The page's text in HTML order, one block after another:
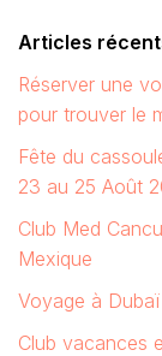
Articles
Réserver une
pour trouver le
Fête du
23 au 25 Août
Club Med
Mexique
Voyage à
Club vacances